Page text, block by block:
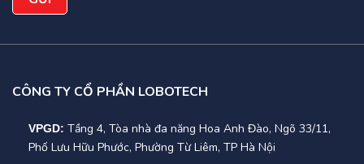
CÔNG TY CỔ PHẦN LOBOTECH
VPGD: Tầng 4, Tòa nhà đa năng Hoa Anh Đào, Ngõ 33/11,
Phố Lưu Hữu Phước, Phường Từ Liêm, TP Hà Nội